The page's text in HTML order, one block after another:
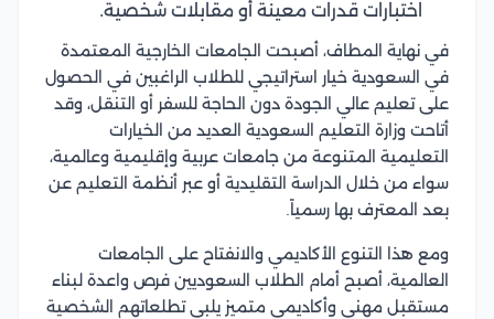
اختبارات قدرات معينة أو مقابلات شخصية.
في نهاية المطاف، أصبحت الجامعات الخارجية المعتمدة
في السعودية خيار استراتيجي للطلاب الراغبين في الحصول
على تعليم عالي الجودة دون الحاجة للسفر أو التنقل، وقد
أتاحت وزارة التعليم السعودية العديد من الخيارات
التعليمية المتنوعة من جامعات عربية وإقليمية وعالمية،
سواء من خلال الدراسة التقليدية أو عبر أنظمة التعليم عن
بعد المعترف بها رسمياً.
ومع هذا التنوع الأكاديمي والانفتاح على الجامعات
العالمية، أصبح أمام الطلاب السعوديين فرص واعدة لبناء
مستقبل مهني وأكاديمي متميز يلبي تطلعاتهم الشخصية